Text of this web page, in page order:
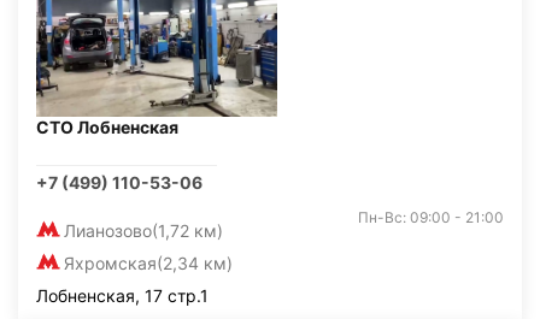
СТО Лобненская
+7 (499) 110-53-06
Лианозово(1,72 км)
Яхромская(2,34 км)
Пн-Вс: 09:00 - 21:00
Лобненская, 17 стр.1